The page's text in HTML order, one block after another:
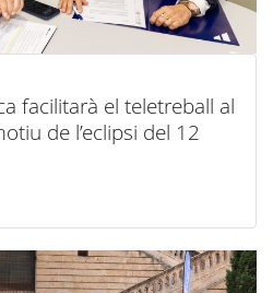
facilitarà el teletreball al
de l’eclipsi del 12